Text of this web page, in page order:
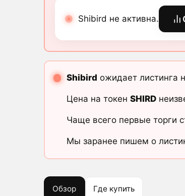
Shibird не активна.
Shibird ожидает листинга
Цена на токен SHIRD
Чаще всего первые торги
Мы заранее пишем о
Обзор Где купить